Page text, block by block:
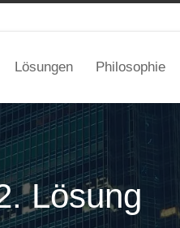
Lösungen Philosophie
Lösung